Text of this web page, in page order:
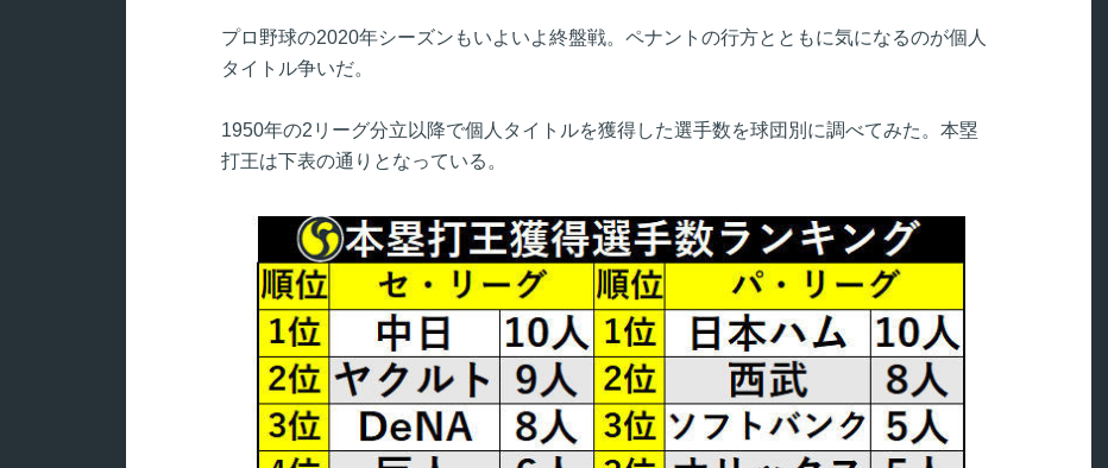
プロ野球の2020年シーズンもいよいよ終盤戦。ペナントの行方とともに気になるのが個人
タイトル争いだ。
1950年の2リーグ分立以降で個人タイトルを獲得した選手数を球団別に調べてみた。本塁
打王は下表の通りとなっている。